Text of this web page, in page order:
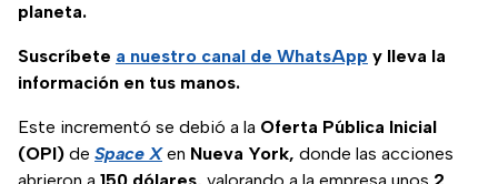
planeta.
Suscríbete a nuestro canal de WhatsApp y lleva la
información en tus manos.
Este incrementó se debió a la Oferta Pública Inicial
(OPI) de Space Xen Nueva York, donde las acciones